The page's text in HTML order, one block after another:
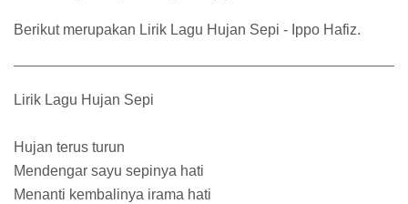
Berikut merupakan Lirik Lagu Hujan Sepi - Ippo Hafiz.
Lirik Lagu Hujan Sepi
Hujan terus turun
Mendengar sayu sepinya hati
Menanti kembalinya irama hati